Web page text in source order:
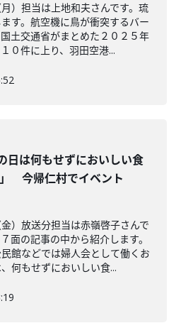
）担当は上地和夫さんです。琉
す。航空機に鳥が衝突するバー
土交通省がまとめた２０２５年
０件に上り、羽田空港...
日は何もせずにおいしい食
今帰仁村でイベント
）放送分担当は赤嶺啓子さんで
面の記事の中から紹介します。
館などでは婦人会として働くお
何もせずにおいしい食...